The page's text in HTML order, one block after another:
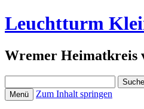
Leuchtturm
Wremer Heimatkreis
nach:
Menü Zum Inhalt springen